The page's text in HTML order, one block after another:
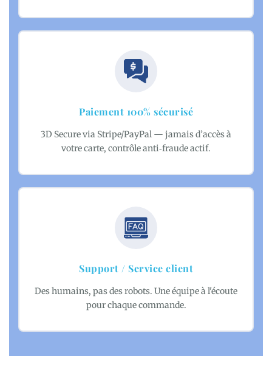
Paiement 100% sécurisé
3D Secure via Stripe/PayPal — jamais d’accès à
votre carte, contrôle anti‑fraude actif.
Support / Service client
Des humains, pas des robots. Une équipe à l'écoute
pour chaque commande.